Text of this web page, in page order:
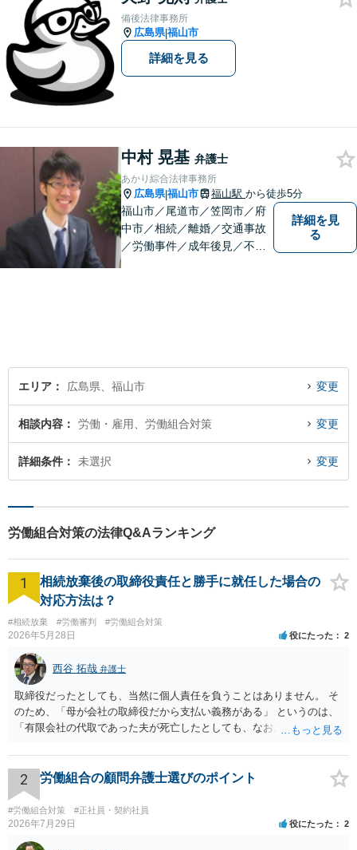
てご相談ください。あなたの
気持ちに寄り添い、丁寧にお
応えします。
備後法律事務所
広島県|福山市
詳細を見る
中村 晃基 弁護士
あかり綜合法律事務所
広島県|福山市 福山駅 から徒歩5分
福山市／尾道市／笠岡市／府
中市／相続／離婚／交通事故
／労働事件／成年後見／不動
詳細を見
る
エリア 広島県、福山市 変更
相談内容 労働・雇用、労働組合対策 変更
詳細条件 未選択 変更
労働組合対策の法律Q&Aランキング
1
相続放棄後の取締役責任と勝手に就任した場合の
対応方法は？
#相続放棄 #労働審判 #労働組合対策
2026年5月28日 役にたった 2
西谷 拓哉 弁護士
取締役だったとしても、当然に個人責任を負うことはありません。 そ
のため、「母が会社の取締役だから支払い義務がある」 というのは、
「有限会社の代取であった夫が死亡したとしても、なお、母は有限会
わりにする必要がある」という趣旨なのではないかと思われます。 相
続放棄したとしても、取締役である母には残された有限会社の後始末
をどうするのかという問題が残ります。 一度、司法書士や弁護士等の
専門家に相談されることをオススメ致します。
2 労働組合の顧問弁護士選びのポイント
#労働組合対策 #正社員・契約社員
2026年7月29日 役にたった 2